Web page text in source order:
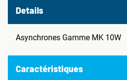
Details
Asynchrones Gamme MK 10W
Caractéristiques